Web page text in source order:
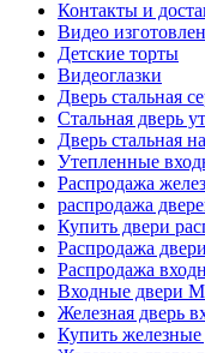
Контакты и
Видео
Детские торты
Видеоглазки
Дверь стальная
Стальная дверь
Дверь стальная
Утепленные
Распродажа
распродажа
Купить двери
Распродажа
Распродажа
Входные двери
Железная дверь
Купить железные